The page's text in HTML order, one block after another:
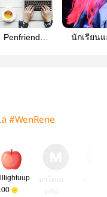
Penfriend
นักเรียน
#WenRene
มาโดเน
ทกัน